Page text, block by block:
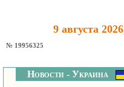
9 августа
№ 19956325
Новости - Украина